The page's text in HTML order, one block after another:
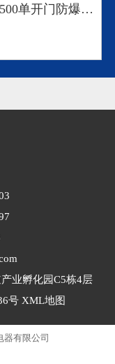
P2/P3 级实验室BL-500单开门防爆冷藏柜非标定制
业孵化园C5栋4层
号 XML地图
器有限公司